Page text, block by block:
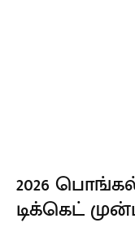
2026
டிக்கெட்